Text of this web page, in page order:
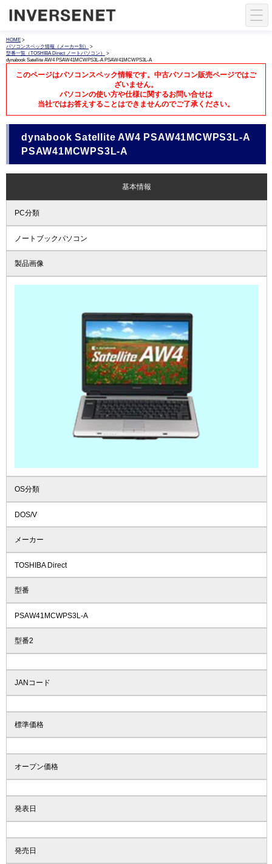
HOME >
パソコンスペック情報（メーカー別）
>
型番一覧（TOSHIBA Direct ノートパソコン）
>
dynabook Satellite AW4 PSAW41MCWPS3L-A PSAW41MCWPS3L-A
このページはパソコンスペック情報です。中古パソコン販売ページではご
ざいません。
パソコンの使い方や仕様に関するお問い合せは
当社ではお答えすることはできませんのでご了承ください。
dynabook Satellite AW4 PSAW41MCWPS3L-A
PSAW41MCWPS3L-A
基本情報
PC分類
ノートブックパソコン
製品画像
OS分類
DOS/V
メーカー
TOSHIBA Direct
型番
PSAW41MCWPS3L-A
型番2
JANコード
標準価格
オープン価格
発表日
発売日